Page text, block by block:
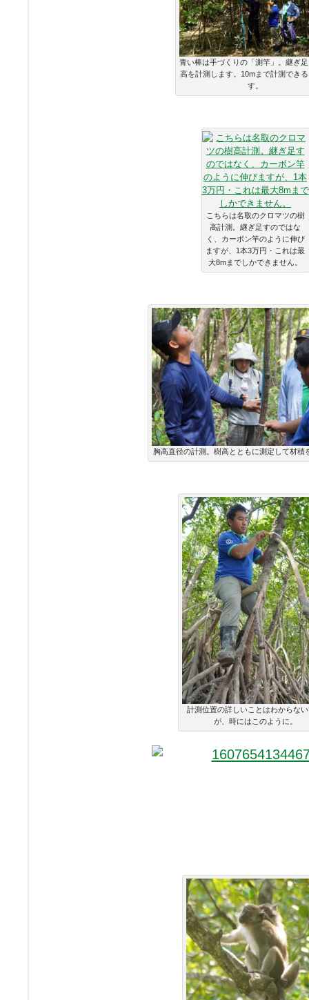
青い棒は手づくりの「測竿」。継ぎ
高を計測します。10mまで計測でき
す。
こちらは名取のクロマツの樹
高計測。継ぎ足すのではな
く、カーボン竿のように伸び
ますが、1本3万円・これは最
大8mまでしかできません。
胸高直径の計測。樹高とともに測定して材積
計測位置の詳しいことはわからな
が、時にはこのように。